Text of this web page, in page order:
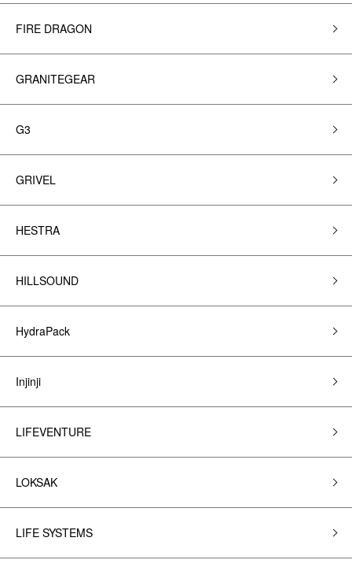
FIRE DRAGON
GRANITEGEAR
G3
GRIVEL
HESTRA
HILLSOUND
HydraPack
Injinji
LIFEVENTURE
LOKSAK
LIFE SYSTEMS